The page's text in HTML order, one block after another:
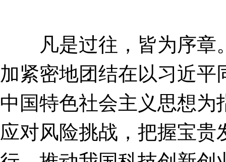
凡是过往，皆为序章。
加紧密地团结在以习近
中国特色社会主义思想
应对风险挑战，把握宝